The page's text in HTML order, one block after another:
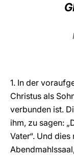
1. In der
Christus als
verbunden ist.
ihm, zu sagen:
Vater“. Und